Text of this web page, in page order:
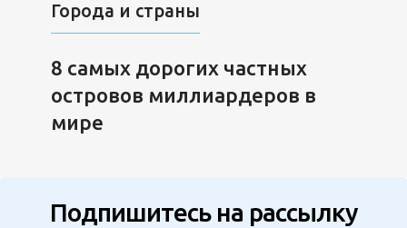
Города и страны
8 самых дорогих частных
островов миллиардеров в
мире
Подпишитесь на рассылку